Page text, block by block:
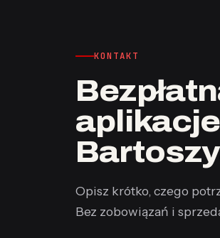
KONTAKT
Opisz krótko, czego
Bez zobowiązań i